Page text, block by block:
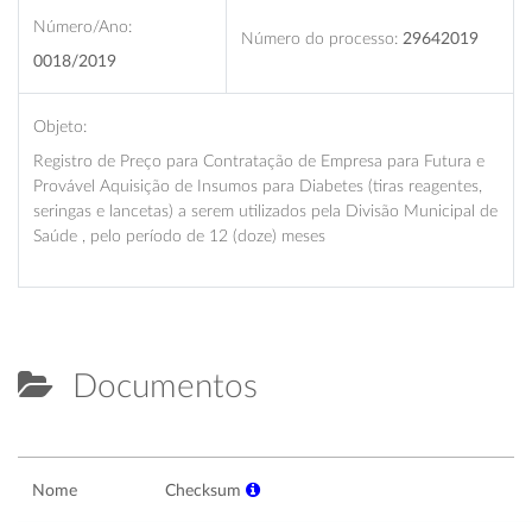
Número/Ano:
0018/2019
Número do processo: 29642019
Objeto:
Registro de Preço para Contratação de Empresa para Futura e
Provável Aquisição de Insumos para Diabetes (tiras reagentes,
seringas e lancetas) a serem utilizados pela Divisão Municipal de
Saúde , pelo período de 12 (doze) meses
Documentos
Nome Checksum